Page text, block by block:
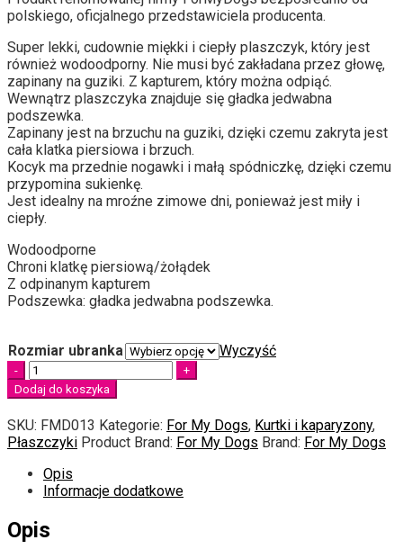
polskiego, oficjalnego przedstawiciela producenta.
Super lekki, cudownie miękki i ciepły plaszczyk, który jest
również wodoodporny. Nie musi być zakładana przez głowę,
zapinany na guziki. Z kapturem, który można odpiąć.
Wewnątrz plaszczyka znajduje się gładka jedwabna
podszewka.
Zapinany jest na brzuchu na guziki, dzięki czemu zakryta jest
cała klatka piersiowa i brzuch.
Kocyk ma przednie nogawki i małą spódniczkę, dzięki czemu
przypomina sukienkę.
Jest idealny na mroźne zimowe dni, ponieważ jest miły i
ciepły.
Wodoodporne
Chroni klatkę piersiową/żołądek
Z odpinanym kapturem
Podszewka: gładka jedwabna podszewka.
Rozmiar ubranka
Wyczyść
Quantity
Dodaj do koszyka
SKU: FMD013 Kategorie: For My Dogs, Kurtki i kaparyzony,
Płaszczyki Product Brand: For My Dogs Brand: For My Dogs
Opis
Informacje dodatkowe
Opis